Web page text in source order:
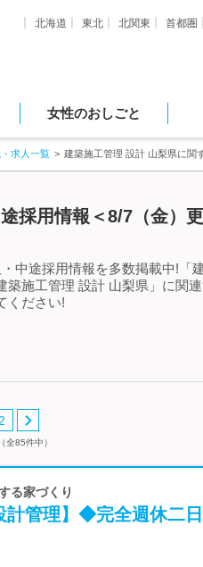
北海道 東北 北関東 首都圏
女性のおしごと
求人一覧 建築施工管理 設計 山梨県に関
採用情報＜8/7（金）
中途採用情報を多数掲載中!「
施工管理 設計 山梨県」に関
ください!
2
全85件中）
る家づくり
計管理】◆完全週休二日